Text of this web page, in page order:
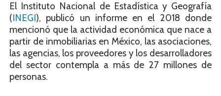
El Instituto Nacional de Estadística y Geografía
(INEGI), publicó un informe en el 2018 donde
mencionó que la actividad económica que nace a
partir de inmobiliarias en México, las asociaciones,
las agencias, los proveedores y los desarrolladores
del sector contempla a más de 27 millones de
personas.